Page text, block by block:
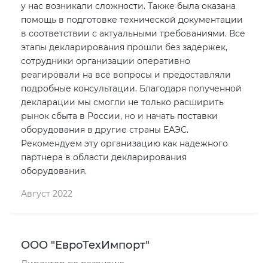
у нас возникали сложности. Также была оказана
помощь в подготовке технической документации
в соответствии с актуальными требованиями. Все
этапы декларирования прошли без задержек,
сотрудники организации оперативно
реагировали на все вопросы и предоставляли
подробные консультации. Благодаря полученной
декларации мы смогли не только расширить
рынок сбыта в России, но и начать поставки
оборудования в другие страны ЕАЭС.
Рекомендуем эту организацию как надежного
партнера в области декларирования
оборудования.
Август 2022
ООО "ЕвроТехИмпорт"